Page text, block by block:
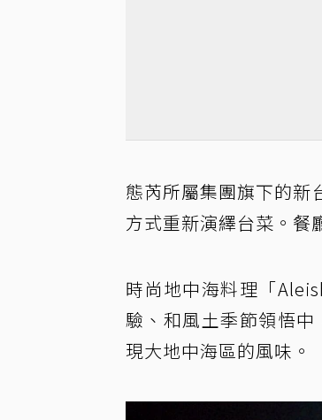
態芮所屬集團旗下的新
方式重新演繹台菜。餐
時尚地中海料理「
驗、和風土季節領悟
現大地中海區的風味。